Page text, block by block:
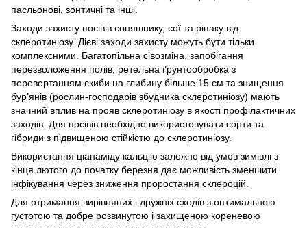
пасльонові, зонтичні та інші.
Заходи захисту посівів соняшнику, сої та ріпаку від
склеротиніозу. Дієві заходи захисту можуть бути тільки
комплексними. Багатопільна сівозміна, запобігання
перезволоження полів, ретельна ґрунтообробка з
перевертанням скиби на глибину більше 15 см та знищення
бур’янів (рослин-господарів збудника склеротиніозу) мають
значний вплив на прояв склеротиніозу в якості профілактичних
заходів. Для посівів необхідно використовувати сорти та
гібриди з підвищеною стійкістю до склеротиніозу.
Використання ціанаміду кальцію залежно від умов зимівлі з
кінця лютого до початку березня дає можливість зменшити
інфікування через зниження проростання склероцій.
Для отримання вирівняних і дружніх сходів з оптимальною
густотою та добре розвинутою і захищеною кореневою